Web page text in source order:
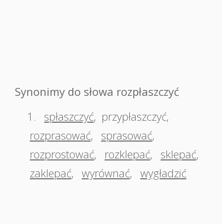
Synonimy do słowa rozpłaszczyć
1.
spłaszczyć, przypłaszczyć,
rozprasować, sprasować,
rozprostować, rozklepać, sklepać,
zaklepać, wyrównać, wygładzić